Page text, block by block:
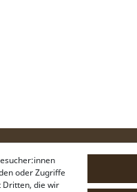
oder Zugriffe
Dritten, die wir